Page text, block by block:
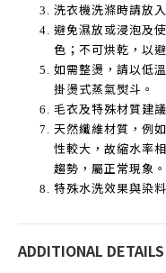
洗衣機洗滌時請放
避免濕放或浸泡及
色；不可烘乾，以
如需整燙，請以低
掛燙式蒸氣熨斗。
毛衣及特殊材質建
天然纖維材質，例如
性較大，故縮水率
趨勢，屬正常現象。
特殊水洗效果與染
ADDITIONAL DETAILS